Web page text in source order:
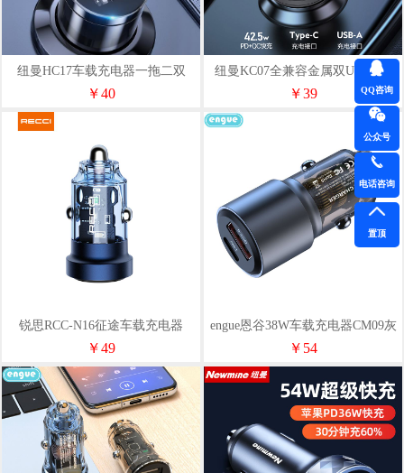
纽曼HC17车载充电器一拖二双
USB换器扩展口多色
￥40
纽曼KC07全兼容金属双U车载充
电器
￥39
锐思RCC-N16征途车载充电器
￥49
engue恩谷38W车载充电器CM09灰
￥54
QQ咨询
公众号
电话咨询
置顶